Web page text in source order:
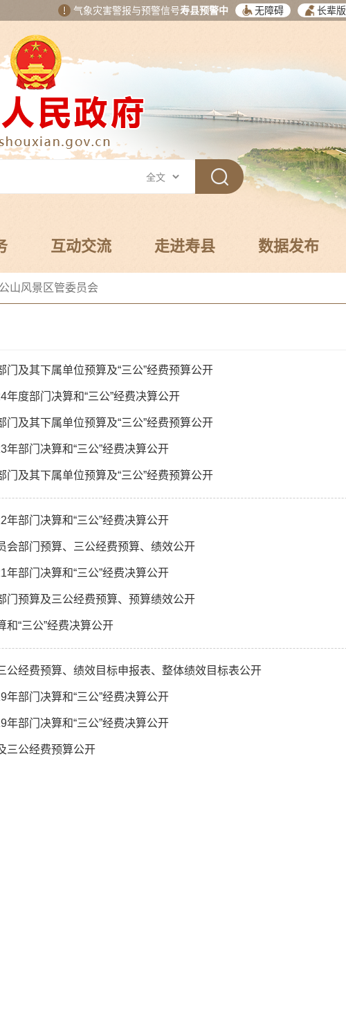
气象灾害警报与预警信号寿县预警中 无障碍 长辈版
互动交流 走进寿县 数据发布
山风景区管委员会
门及其下属单位预算及“三公”经费预算公开
度部门决算和“三公”经费决算公开
门及其下属单位预算及“三公”经费预算公开
部门决算和“三公”经费决算公开
门及其下属单位预算及“三公”经费预算公开
部门决算和“三公”经费决算公开
会部门预算、三公经费预算、绩效公开
部门决算和“三公”经费决算公开
门预算及三公经费预算、预算绩效公开
“三公”经费决算公开
公经费预算、绩效目标申报表、整体绩效目标表公开
部门决算和“三公”经费决算公开
部门决算和“三公”经费决算公开
三公经费预算公开